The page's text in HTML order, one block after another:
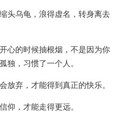
头乌龟，浪得虚名，转身离去
心的时候抽根烟，不是因为你
独，习惯了一个人。
放弃，才能得到真正的快乐。
仰，才能走得更远。